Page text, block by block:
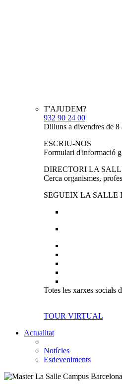
T'AJUDEM?
932 90 24 00
Dilluns a divendres de 8
ESCRIU-NOS
Formulari d'informació
DIRECTORI LA
Cerca organismes,
SEGUEIX LA SALLE
Totes les xarxes socials
TOUR VIRTUAL
Actualitat
Notícies
Esdeveniments